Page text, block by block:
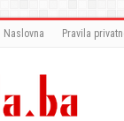
Naslovna Pravila